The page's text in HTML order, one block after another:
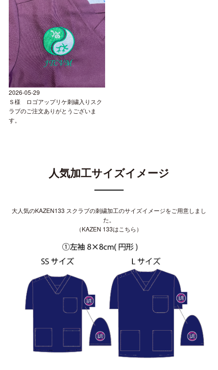
2026-05-29
Ｓ様 ロゴアップリケ刺繍入りスク
ラブのご注文ありがとうございま
す。
人気加工サイズイメージ
大人気のKAZEN133 スクラブの刺繍加工のサイズイメージをご用意しまし
た。
（KAZEN 133はこちら ）